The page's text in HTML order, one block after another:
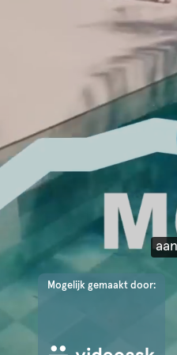
Mogelijk gemaakt door: